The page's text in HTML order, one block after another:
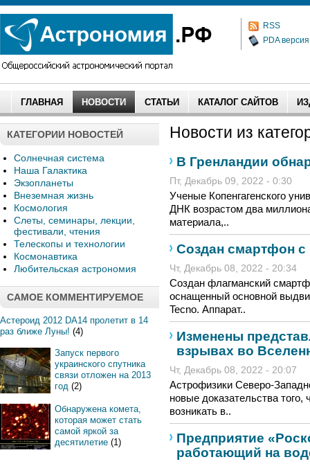
RSS
PDA версия
ГЛАВНАЯ НОВОСТИ СТАТЬИ КАТАЛОГ САЙТОВ
КАТЕГОРИИ НОВОСТЕЙ
Солнечная система
Наша Галактика
Экзопланеты
Внеземная жизнь
Космология
Слеты, семинары, лекции,
фестивали, чтения
Телескопы и технологии
Космонавтика
Любительская астрономия
САМОЕ КОММЕНТИРУЕМОЕ
Астероид 2012 DA14 пролетит в 14
раз ближе Луны! (4)
Запуск первого
украинского спутника
связи отложен на 2013
год (2)
Обнаружена комета,
которая может стать
самой яркой за
десятилетие (1)
Новости из
В Гренландии
Пт, Декабрь 09, 2022 - 0:30
Ученые Копенгагенского
ДНК возрастом два
материала,..
Создан смартфон
Чт, Декабрь 08, 2022 - 20:34
Создан флагманский
оснащенный основной
Tecno. Аппарат..
Изменены
взрывах во
Чт, Декабрь 08, 2022 - 20:07
Астрофизики Северо-
новые доказательства
возникать в..
Предприятие
работающий на